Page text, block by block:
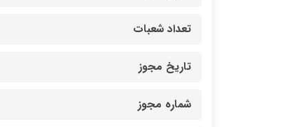
تعداد شعبات
تاریخ مجوز
شماره مجوز